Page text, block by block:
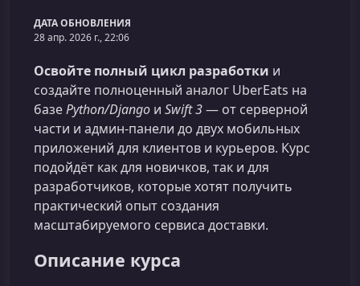
ДАТА ОБНОВЛЕНИЯ
28 апр. 2026 г., 22:06
Освойте полный цикл разработки и
создайте полноценный аналог UberEats на
базеPython/Django и Swift 3— от серверной
части и админ-панели до двух мобильных
приложений для клиентов и курьеров. Курс
подойдёт как для новичков, так и для
разработчиков, которые хотят получить
практический опыт создания
масштабируемого сервиса доставки.
Описание курса